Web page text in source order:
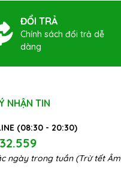
ĐỔI TRẢ
Chính sách đổi trả dễ
dàng
NHẬN TIN
(08:30 - 20:30)
ngày trong tuần (Trừ tết Âm